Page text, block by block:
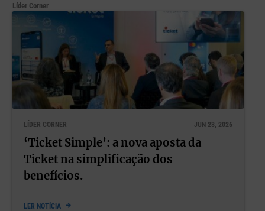
Líder Corner
LÍDER CORNER JUN 23, 2026
‘Ticket Simple’: a nova aposta da
Ticket na simplificação dos
benefícios.
LER NOTÍCIA